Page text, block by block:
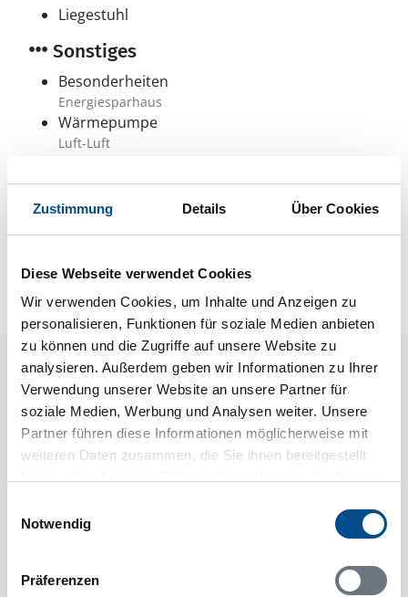
Zustimmung Details Über Cookies
Diese Webseite verwendet Cookies
Wir verwenden Cookies, um Inhalte und Anzeigen zu
personalisieren, Funktionen für soziale Medien anbieten
zu können und die Zugriffe auf unsere Website zu
analysieren. Außerdem geben wir Informationen zu Ihrer
Verwendung unserer Website an unsere Partner für
soziale Medien, Werbung und Analysen weiter. Unsere
Partner führen diese Informationen möglicherweise mit
weiteren Daten zusammen, die Sie ihnen bereitgestellt
Notwendig
Präferenzen
Liegestuhl
Sonstiges
Besonderheiten
Energiesparhaus
Wärmepumpe
Luft-Luft
Neben- und Verbrauchskosten
nächsten Schritt im Buchungsformular.
Raumaufteilung